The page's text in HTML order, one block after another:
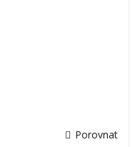
Porovnat